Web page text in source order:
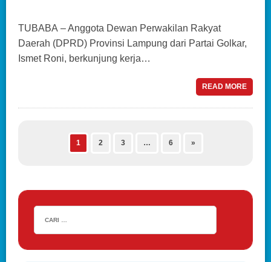
TUBABA – Anggota Dewan Perwakilan Rakyat
Daerah (DPRD) Provinsi Lampung dari Partai Golkar,
Ismet Roni, berkunjung kerja…
READ MORE
1 2 3 … 6 »